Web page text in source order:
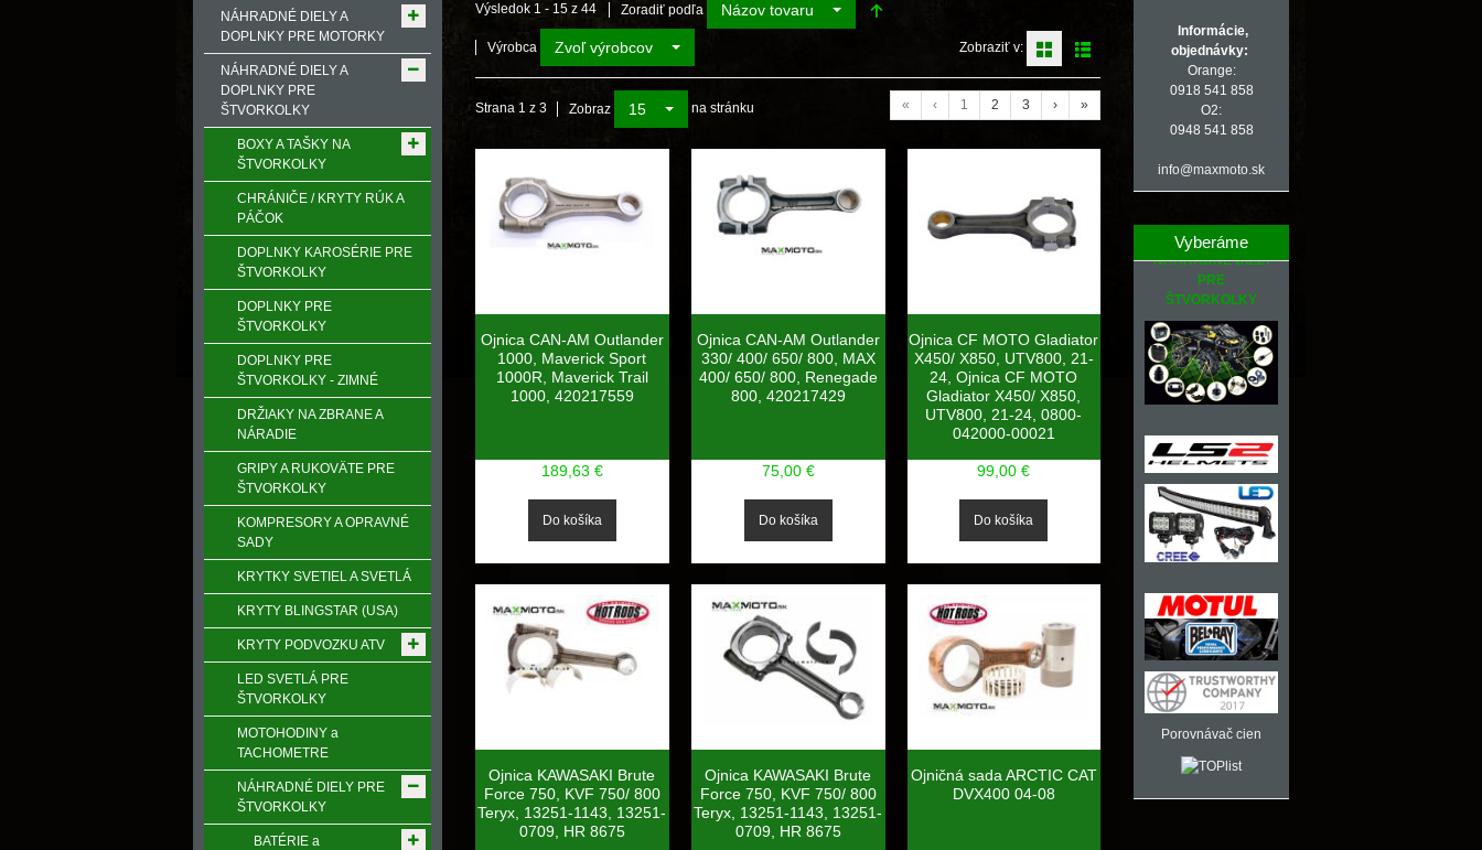
Výsledok 1 - 15 z 44 Zoradiť podľa Názov tovaru
Výrobca Zvoľ výrobcov Zobraziť v:
Strana 1 z 3 Zobraz 15 na stránku « ‹ 1 2 3 › »
Ojnica CAN-AM Outlander
1000, Maverick Sport
1000R, Maverick Trail
1000, 420217559
189,63 €
Ojnica CAN-AM Outlander
330/ 400/ 650/ 800, MAX
400/ 650/ 800, Renegade
800, 420217429
75,00 €
Ojnica CF MOTO Gladiator
X450/ X850, UTV800, 21-
24, Ojnica CF MOTO
Gladiator X450/ X850,
UTV800, 21-24, 0800-
042000-00021
99,00 €
Ojnica KAWASAKI Brute
Force 750, KVF 750/ 800
Teryx, 13251-1143, 13251-
0709, HR 8675
Ojnica KAWASAKI Brute
Force 750, KVF 750/ 800
Teryx, 13251-1143, 13251-
0709, HR 8675
Ojničná sada ARCTIC CAT
DVX400 04-08
NÁHRADNÉ DIELY A
DOPLNKY PRE MOTORKY
NÁHRADNÉ DIELY A
DOPLNKY PRE
ŠTVORKOLKY
BOXY A TAŠKY NA
ŠTVORKOLKY
CHRÁNIČE / KRYTY RÚK A
PÁČOK
DOPLNKY KAROSÉRIE PRE
ŠTVORKOLKY
DOPLNKY PRE
ŠTVORKOLKY
DOPLNKY PRE
ŠTVORKOLKY - ZIMNÉ
DRŽIAKY NA ZBRANE A
NÁRADIE
GRIPY A RUKOVӒTE PRE
ŠTVORKOLKY
KOMPRESORY A OPRAVNÉ
SADY
KRYTKY SVETIEL A SVETLÁ
KRYTY BLINGSTAR (USA)
KRYTY PODVOZKU ATV
LED SVETLÁ PRE
ŠTVORKOLKY
MOTOHODINY a
TACHOMETRE
NÁHRADNÉ DIELY PRE
ŠTVORKOLKY
BATÉRIE a
Informácie,
objednávky:
Orange:
0918 541 858
O2:
0948 541 858
info@maxmoto.sk
Vyberáme
NÁHRADNÉ DIELY
PRE
ŠTVORKOLKY
Porovnávač cien